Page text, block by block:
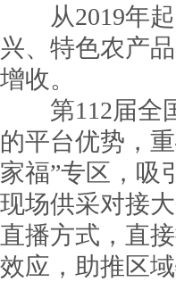
从2019年起
兴、特色农产
增收。
第112届全国
的平台优势，
家福”专区，吸
现场供采对接
直播方式，直
效应，助推区